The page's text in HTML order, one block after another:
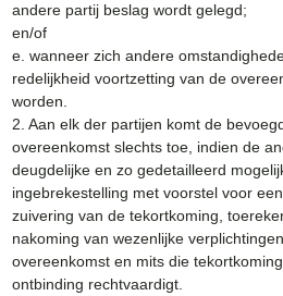
andere partij beslag wordt gelegd;
en/of
e. wanneer zich andere
redelijkheid voortzetting van de
worden.
2. Aan elk der partijen komt de
overeenkomst slechts toe, indien de
deugdelijke en zo gedetailleerd
ingebrekestelling met voorstel voor
zuivering van de tekortkoming,
nakoming van wezenlijke
overeenkomst en mits die
ontbinding rechtvaardigt.